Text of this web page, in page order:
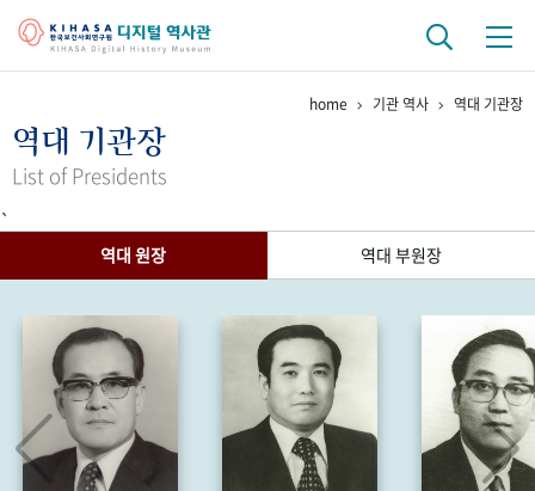
걸어온 길 기관 변천사
연구 역사
정책과 연구 키워드로 보는 연구 역사
연구자들
기록물 아카이브
사진 아카이브 문서 기록물 행정박물 영상 기록물
home 기관 역사 역대 기관장
역대 기관장
List of Presidents
`
역대 원장
역대 부원장